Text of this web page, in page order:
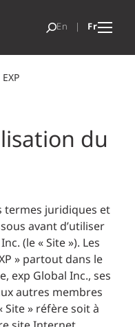
du
termes juridiques et
avant d’utiliser
(le « Site »). Les
» partout dans le
exp Global Inc., ses
autres membres
Site » réfère soit à